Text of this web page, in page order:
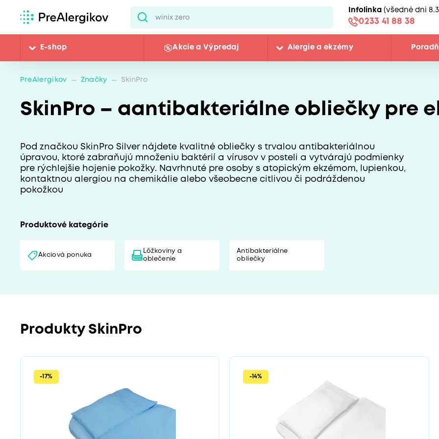
Infolinka (všedné dni
0233 41 88 38
E-shop Akcie a Výpredaj Alergie a ekzémy
PreAlergikov Značky SkinPro
SkinPro – aantibakteriálne obliečky pre
Pod značkou SkinPro Silver nájdete kvalitné obliečky s trvalou antibakteriálnou
úpravou, ktoré zabraňujú množeniu baktérií a vírusov v posteli a vytvárajú podmienky
pre rýchlejšie hojenie pokožky. Navrhnuté pre osoby s atopickým ekzémom, lupienkou,
kontaktnou alergiou na chemikálie alebo všeobecne citlivou či podráždenou
pokožkou
Produktové kategórie
Akciová ponuka
Lôžkoviny a
oblečenie
Antibakteriálne
obliečky
Produkty SkinPro
-17% -14%